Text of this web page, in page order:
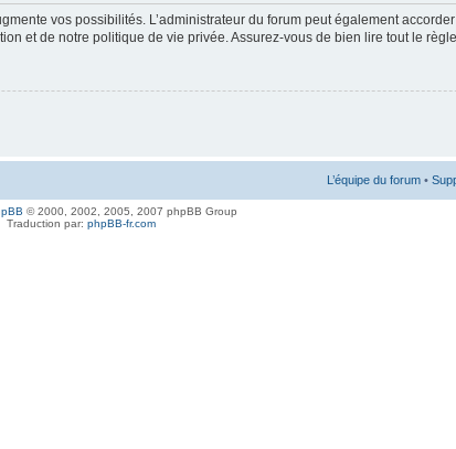
vos possibilités. L’administrateur du forum peut également
et de notre politique de vie privée. Assurez-vous de bien lire tout le
L’équipe du forum •
© 2000, 2002, 2005, 2007 phpBB Group
Traduction par: phpBB-fr.com